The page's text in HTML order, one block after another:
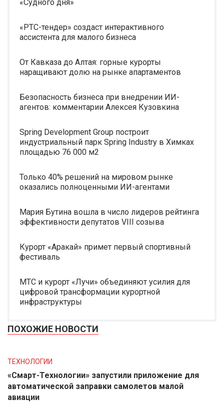
«Судного дня»
«РТС-тендер» создаст интерактивного
ассистента для малого бизнеса
От Кавказа до Алтая: горные курорты
наращивают долю на рынке апартаментов
Безопасность бизнеса при внедрении ИИ-
агентов: комментарии Алексея Кузовкина
Spring Development Group построит
индустриальный парк Spring Industry в Химках
площадью 76 000 м2
Только 40% решений на мировом рынке
оказались полноценными ИИ-агентами
Мария Бутина вошла в число лидеров рейтинга
эффективности депутатов VIII созыва
Курорт «Аракай» примет первый спортивный
фестиваль
МТС и курорт «Лучи» объединяют усилия для
цифровой трансформации курортной
инфраструктуры
ПОХОЖИЕ НОВОСТИ
ТЕХНОЛОГИИ
«Смарт-Технологии» запустили приложение для
автоматической заправки самолетов малой
авиации